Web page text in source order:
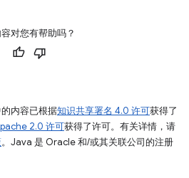
对您有帮助吗？
内容已根据知识共享署名 4.0 许可获得了
2.0 许可获得了许可。有关详情，请
。Java 是 Oracle 和/或其关联公司的注册